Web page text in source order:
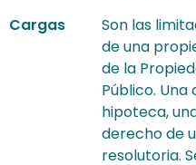
Cargas
Son las
de una
de la
Público.
hipoteca,
derecho de
resolutoria.